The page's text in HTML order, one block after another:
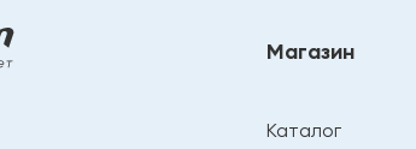
Магазин
Каталог